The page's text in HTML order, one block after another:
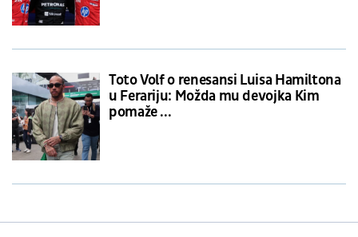
Toto Volf o renesansi Luisa Hamiltona
u Ferariju: Možda mu devojka Kim
pomaže ...